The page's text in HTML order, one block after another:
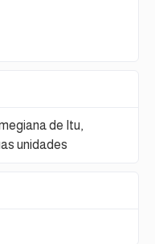
de Itu,
unidades